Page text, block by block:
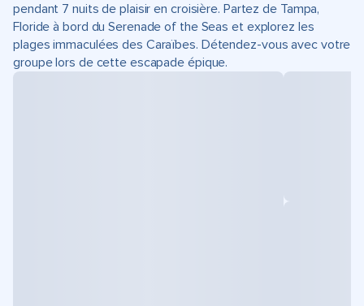
pendant 7 nuits de plaisir en croisière. Partez de Tampa,
Floride à bord du Serenade of the Seas et explorez les
plages immaculées des Caraïbes. Détendez-vous avec votre
groupe lors de cette escapade épique.